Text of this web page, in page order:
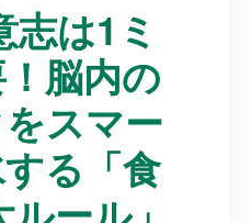
志は1ミ
脳内の
スマー
る「食